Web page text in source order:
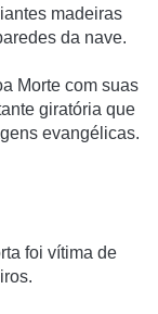
madeiras
da nave.
Morte com suas
giratória que
evangélicas.
foi vítima de